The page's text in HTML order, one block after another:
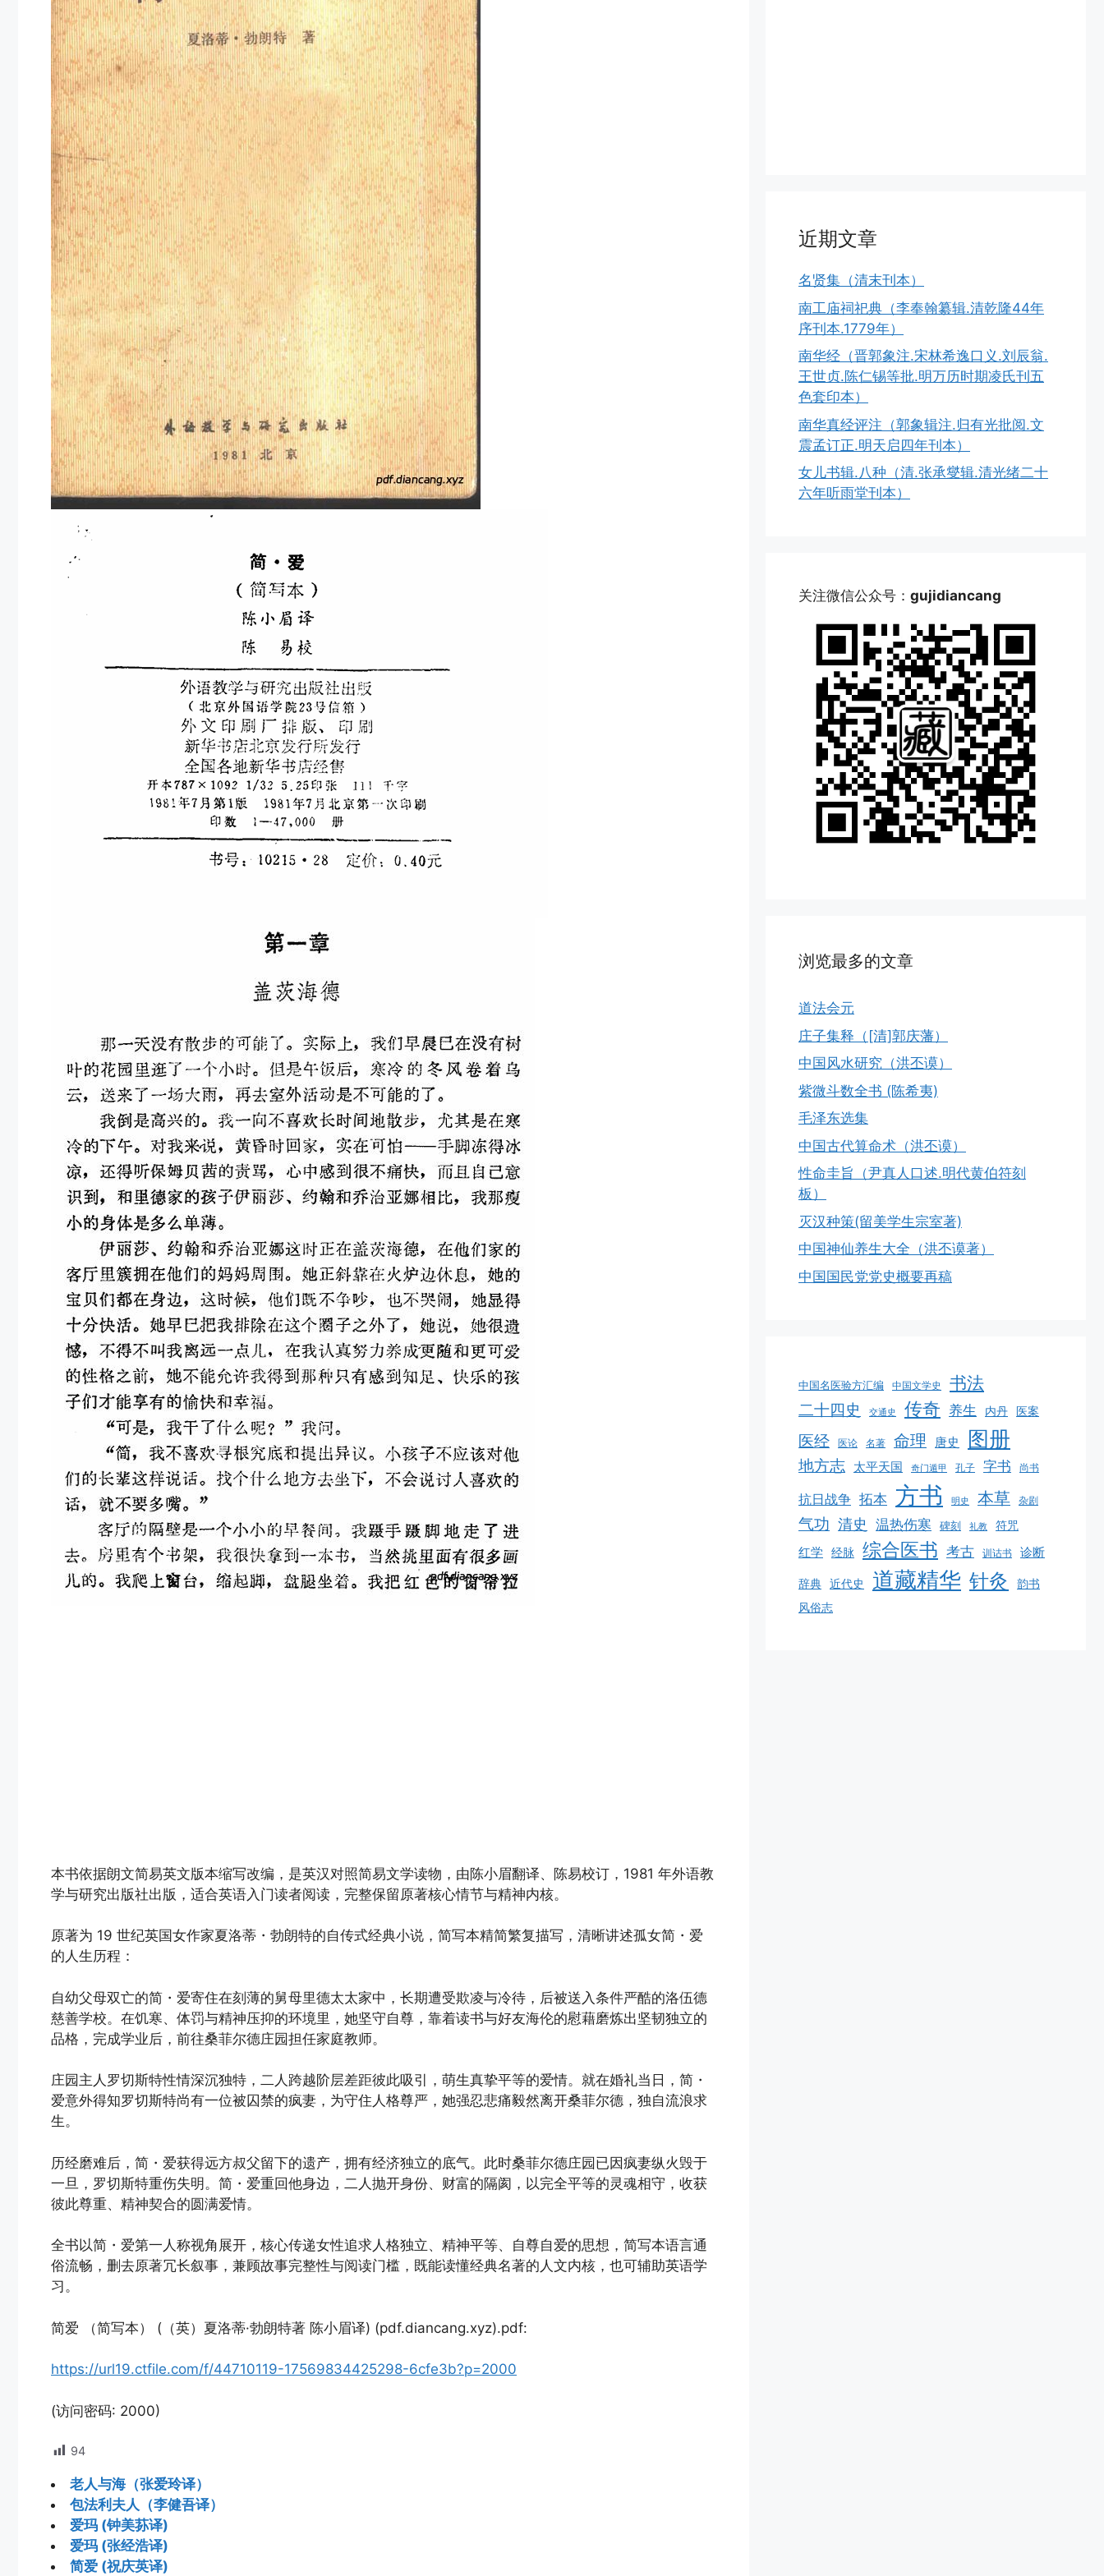
本书依据朗文简易英文版本缩写改编，是英汉对照简易文学读物，由陈小眉翻译、陈易校订，1981 年外语教
学与研究出版社出版，适合英语入门读者阅读，完整保留原著核心情节与精神内核。
原著为 19 世纪英国女作家夏洛蒂・勃朗特的自传式经典小说，简写本精简繁复描写，清晰讲述孤女简・爱
的人生历程：
自幼父母双亡的简・爱寄住在刻薄的舅母里德太太家中，长期遭受欺凌与冷待，后被送入条件严酷的洛伍德
慈善学校。在饥寒、体罚与精神压抑的环境里，她坚守自尊，靠着读书与好友海伦的慰藉磨炼出坚韧独立的
品格，完成学业后，前往桑菲尔德庄园担任家庭教师。
庄园主人罗切斯特性情深沉独特，二人跨越阶层差距彼此吸引，萌生真挚平等的爱情。就在婚礼当日，简・
爱意外得知罗切斯特尚有一位被囚禁的疯妻，为守住人格尊严，她强忍悲痛毅然离开桑菲尔德，独自流浪求
生。
历经磨难后，简・爱获得远方叔父留下的遗产，拥有经济独立的底气。此时桑菲尔德庄园已因疯妻纵火毁于
一旦，罗切斯特重伤失明。简・爱重回他身边，二人抛开身份、财富的隔阂，以完全平等的灵魂相守，收获
彼此尊重、精神契合的圆满爱情。
全书以简・爱第一人称视角展开，核心传递女性追求人格独立、精神平等、自尊自爱的思想，简写本语言通
俗流畅，删去原著冗长叙事，兼顾故事完整性与阅读门槛，既能读懂经典名著的人文内核，也可辅助英语学
习。
简爱 （简写本） (（英）夏洛蒂·勃朗特著 陈小眉译) (pdf.diancang.xyz).pdf:
https://url19.ctfile.com/f/44710119-17569834425298-6cfe3b?p=2000
(访问密码: 2000)
94
老人与海（张爱玲译）
包法利夫人（李健吾译）
爱玛 (钟美荪译)
爱玛 (张经浩译)
简爱 (祝庆英译)
近期文章
名贤集（清末刊本）
南工庙祠祀典（李奉翰纂辑.清乾隆44年
序刊本.1779年）
南华经（晋郭象注.宋林希逸口义.刘辰翁.
王世贞.陈仁锡等批.明万历时期凌氏刊五
色套印本）
南华真经评注（郭象辑注.归有光批阅.文
震孟订正.明天启四年刊本）
女儿书辑.八种（清.张承燮辑.清光绪二十
六年听雨堂刊本）
关注微信公众号： gujidiancang
浏览最多的文章
道法会元
庄子集释（[清]郭庆藩）
中国风水研究（洪丕谟）
紫微斗数全书 (陈希夷)
毛泽东选集
中国古代算命术（洪丕谟）
性命圭旨（尹真人口述.明代黄伯符刻
板）
灭汉种策(留美学生宗室著)
中国神仙养生大全（洪丕谟著）
中国国民党党史概要再稿
中国名医验方汇编 中国文学史 书法
二十四史 交通史 传奇 养生 内丹 医案
医经 医论 名著 命理 唐史 图册
地方志 太平天国 奇门遁甲 孔子 字书 尚书
抗日战争 拓本 方书 明史 本草 杂剧
气功 清史 温热伤寒 碑刻 礼教 符咒
红学 经脉 综合医书 考古 训诂书 诊断
辞典 近代史 道藏精华 针灸 韵书
风俗志